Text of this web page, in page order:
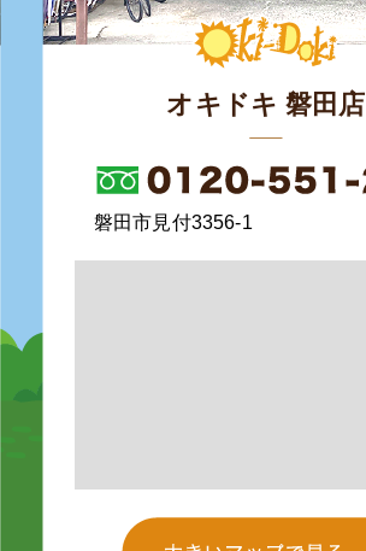
オキドキ 磐田店
磐田市見付3356-1